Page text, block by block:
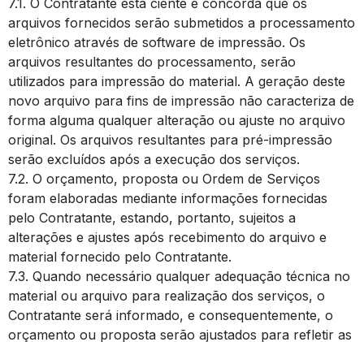
7.1. O Contratante está ciente e concorda que os
arquivos fornecidos serão submetidos a processamento
eletrônico através de software de impressão. Os
arquivos resultantes do processamento, serão
utilizados para impressão do material. A geração deste
novo arquivo para fins de impressão não caracteriza de
forma alguma qualquer alteração ou ajuste no arquivo
original. Os arquivos resultantes para pré-impressão
serão excluídos após a execução dos serviços.
7.2. O orçamento, proposta ou Ordem de Serviços
foram elaboradas mediante informações fornecidas
pelo Contratante, estando, portanto, sujeitos a
alterações e ajustes após recebimento do arquivo e
material fornecido pelo Contratante.
7.3. Quando necessário qualquer adequação técnica no
material ou arquivo para realização dos serviços, o
Contratante será informado, e consequentemente, o
orçamento ou proposta serão ajustados para refletir as